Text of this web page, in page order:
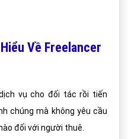
Về Freelancer
vụ cho đối tác rồi tiến
chúng mà không yêu cầu
đối với người thuê.